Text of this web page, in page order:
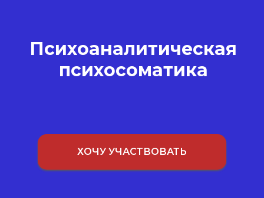
Психоаналитическая
психосоматика
ХОЧУ УЧАСТВОВАТЬ